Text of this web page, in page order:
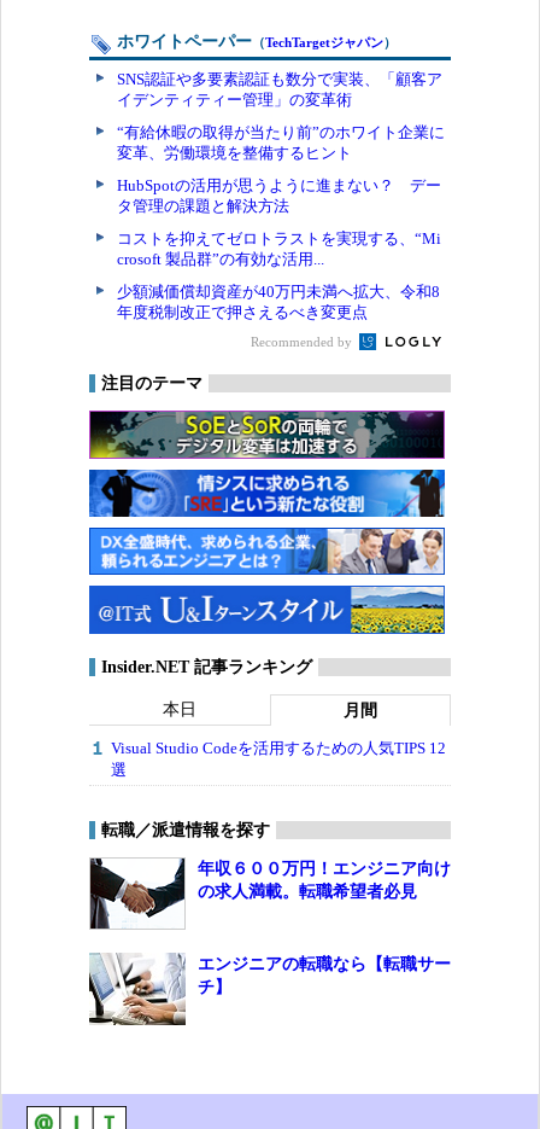
ホワイトペーパー （TechTargetジャパン）
SNS認証や多要素認証も数分で実装、「顧客ア
イデンティティー管理」の変革術
“有給休暇の取得が当たり前”のホワイト企業に
変革、労働環境を整備するヒント
HubSpotの活用が思うように進まない？ デー
タ管理の課題と解決方法
コストを抑えてゼロトラストを実現する、“Mi
crosoft 製品群”の有効な活用...
少額減価償却資産が40万円未満へ拡大、令和8
年度税制改正で押さえるべき変更点
Recommended by
注目のテーマ
Insider.NET 記事ランキング
本日 月間
Visual Studio Codeを活用するための人気TIPS 12
選
転職／派遣情報を探す
年収６００万円！エンジニア向け
の求人満載。転職希望者必見
エンジニアの転職なら【転職サー
チ】